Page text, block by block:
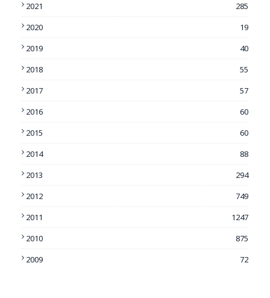
2021
285
2020
19
2019
40
2018
55
2017
57
2016
60
2015
60
2014
88
2013
294
2012
749
2011
1247
2010
875
2009
72